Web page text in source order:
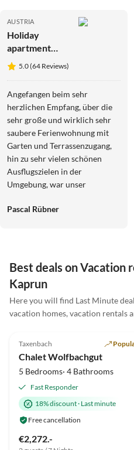
AUSTRIA
Holiday
apartment
Schernthaner
near Zell am
5.0 (64 Reviews)
Angefangen beim sehr
herzlichen Empfang, über die
sehr große und wirklich sehr
saubere Ferienwohnung mit
Garten und Terrassenzugang,
hin zu sehr vielen schönen
Ausflugszielen in der
Umgebung, war unser
Die große Wohnküche ist voll
bietet neben bequemen
Sitzmöglichkeiten einen
wunderschönen Blick in die
Berge. Wir wurden von den
beiden Gastgebern stets mit
für Wanderungen versorgt.
Unsere Hundeoma war auch
herzlich willkommen und hat
genau wie wir den Aufenthalt
sehr genossen. Alles Gute für
die beiden sehr herzlichen
Gastgeber und vielen Dank für
kurze Zeit!
Pascal Rübner
Best deals on Vacation
Kaprun
Here you will find Last Minute
vacation homes, vacation rentals
Taxenbach
Chalet Wolfbachgut
5 Bedrooms· 4 Bathrooms
Fast Responder
18% discount· Last minute
Free cancellation
€2,272.-